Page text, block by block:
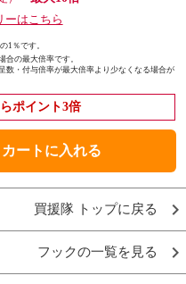
ーはこちら
1％です。
合の最大倍率です。
数・付与倍率が最大倍率より少なくなる場合が
ポイント3倍
カートに入れる
買援隊 トップに戻る
フックの一覧を見る